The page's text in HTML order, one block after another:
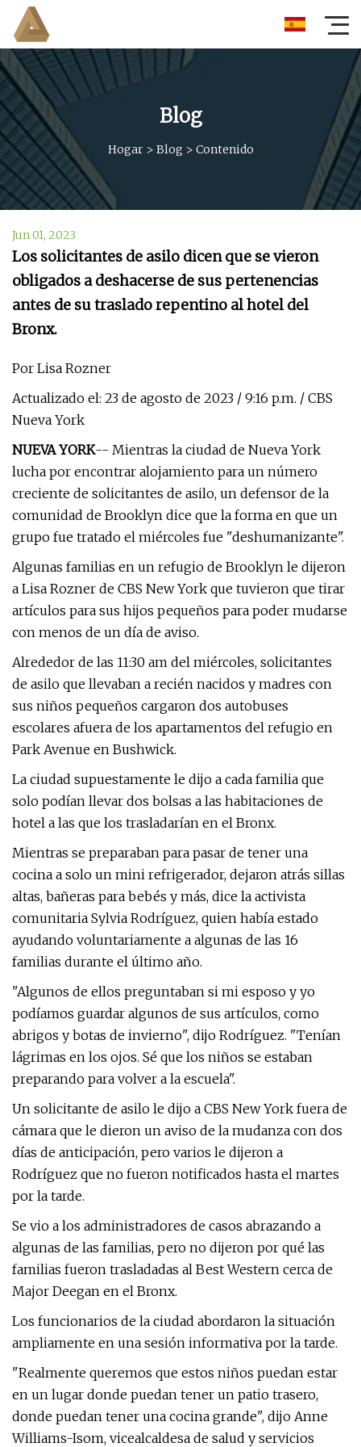
Blog
Hogar> Blog > Contenido
Jun 01, 2023
Los solicitantes de asilo dicen que se vieron
obligados a deshacerse de sus pertenencias
antes de su traslado repentino al hotel del
Bronx.
Por Lisa Rozner
Actualizado el: 23 de agosto de 2023 / 9:16 p.m. / CBS
Nueva York
NUEVA YORK-- Mientras la ciudad de Nueva York
lucha por encontrar alojamiento para un número
creciente de solicitantes de asilo, un defensor de la
comunidad de Brooklyn dice que la forma en que un
grupo fue tratado el miércoles fue "deshumanizante".
Algunas familias en un refugio de Brooklyn le dijeron
a Lisa Rozner de CBS New York que tuvieron que tirar
artículos para sus hijos pequeños para poder mudarse
con menos de un día de aviso.
Alrededor de las 11:30 am del miércoles, solicitantes
de asilo que llevaban a recién nacidos y madres con
sus niños pequeños cargaron dos autobuses
escolares afuera de los apartamentos del refugio en
Park Avenue en Bushwick.
La ciudad supuestamente le dijo a cada familia que
solo podían llevar dos bolsas a las habitaciones de
hotel a las que los trasladarían en el Bronx.
Mientras se preparaban para pasar de tener una
cocina a solo un mini refrigerador, dejaron atrás sillas
altas, bañeras para bebés y más, dice la activista
comunitaria Sylvia Rodríguez, quien había estado
ayudando voluntariamente a algunas de las 16
familias durante el último año.
"Algunos de ellos preguntaban si mi esposo y yo
podíamos guardar algunos de sus artículos, como
abrigos y botas de invierno", dijo Rodríguez. "Tenían
lágrimas en los ojos. Sé que los niños se estaban
preparando para volver a la escuela".
Un solicitante de asilo le dijo a CBS New York fuera de
cámara que le dieron un aviso de la mudanza con dos
días de anticipación, pero varios le dijeron a
Rodríguez que no fueron notificados hasta el martes
por la tarde.
Se vio a los administradores de casos abrazando a
algunas de las familias, pero no dijeron por qué las
familias fueron trasladadas al Best Western cerca de
Major Deegan en el Bronx.
Los funcionarios de la ciudad abordaron la situación
ampliamente en una sesión informativa por la tarde.
"Realmente queremos que estos niños puedan estar
en un lugar donde puedan tener un patio trasero,
donde puedan tener una cocina grande", dijo Anne
Williams-Isom, vicealcaldesa de salud y servicios